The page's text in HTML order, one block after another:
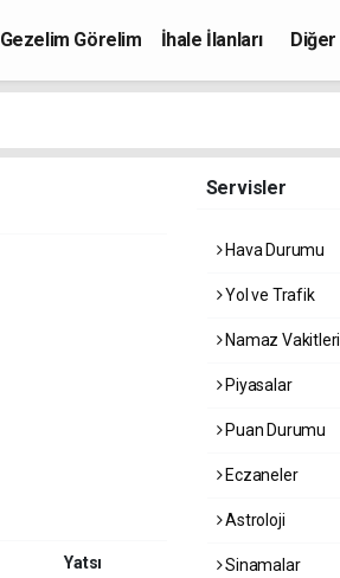
Gezelim Görelim
İhale İlanları
Diğer
Yatsı
Servisler
Hava Durumu
Yol ve Trafik
Namaz Vakitleri
Piyasalar
Puan Durumu
Eczaneler
Astroloji
Sinamalar